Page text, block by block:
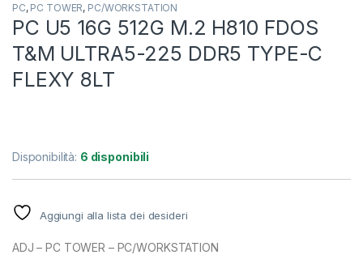
PC, PC TOWER, PC/WORKSTATION
PC U5 16G 512G M.2 H810 FDOS
T&M ULTRA5-225 DDR5 TYPE-C
FLEXY 8LT
Disponibilità: 6 disponibili
Aggiungi alla lista dei desideri
ADJ – PC TOWER – PC/WORKSTATION